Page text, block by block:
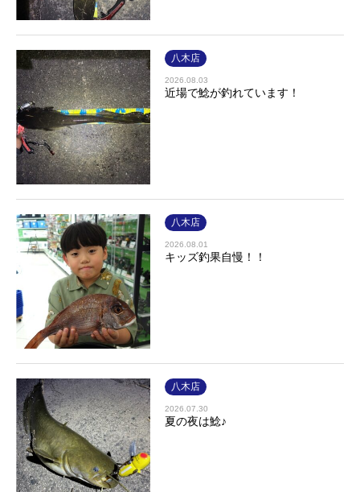
八木店
2026.08.03
近場で鯰が釣れています！
八木店
2026.08.01
キッズ釣果自慢！！
八木店
2026.07.30
夏の夜は鯰♪